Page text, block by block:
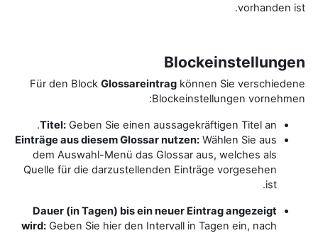
vorhanden ist.
Blockeinstellungen
Für den BlockGlossareintragkönnen Sie verschiedene
Blockeinstellungen vornehmen:
Titel:Geben Sie einen aussagekräftigen Titel an.
Einträge aus diesem Glossar nutzen:Wählen Sie aus
dem Auswahl-Menü das Glossar aus, welches als
Quelle für die darzustellenden Einträge vorgesehen
ist.
Dauer (in Tagen) bis ein neuer Eintrag angezeigt
wird:Geben Sie hier den Intervall in Tagen ein, nach